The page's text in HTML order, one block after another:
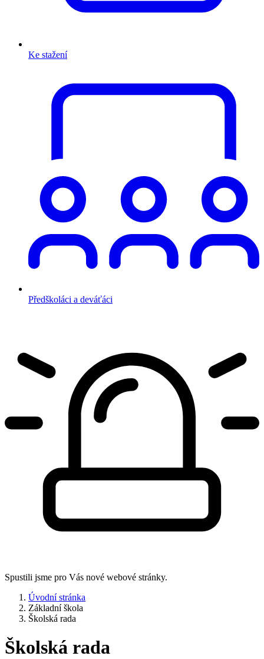
Ke stažení
Předškoláci a deváťáci
Spustili jsme pro Vás nové webové stránky.
Úvodní stránka
Základní škola
Školská rada
Školská rada